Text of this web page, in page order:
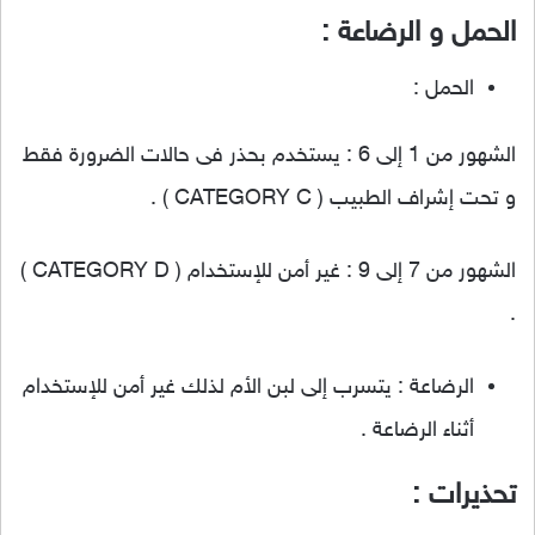
الحمل و الرضاعة :
الحمل :
الشهور من 1 إلى 6 : يستخدم بحذر فى حالات الضرورة فقط
و تحت إشراف الطبيب ( CATEGORY C ) .
الشهور من 7 إلى 9 : غير أمن للإستخدام ( CATEGORY D )
.
الرضاعة : يتسرب إلى لبن الأم لذلك غير أمن للإستخدام
أثناء الرضاعة .
تحذيرات :